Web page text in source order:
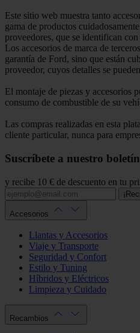
Este sitio web muestra tanto
gama de productos
proveedores, que se identifican
Los accesorios de marca de
garantía de Ford, sino que están
proveedor, cuyos detalles se
El montaje de piezas y accesorios
consumo de combustible de su
Las compras realizadas en esta
cliente particular, nunca para
Suscríbete a nuestro boletín
y recibe 10 € de descuento en tu
Accesorios
Llantas y Accesorios
Viaje y Transporte
Seguridad y Confort
Estilo y Tuning
Híbridos y Eléctricos
Limpieza y Cuidado
Recambios